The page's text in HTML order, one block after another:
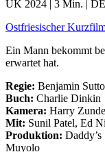
UK 2024 | 3 Min. | DE
Ostfriesischer
Ein Mann bekommt
erwartet hat.
Regie: Benjamin
Buch: Charlie Dinkin
Kamera: Harry
Mit: Sunil Patel, Ed
Produktion:
Muyolo